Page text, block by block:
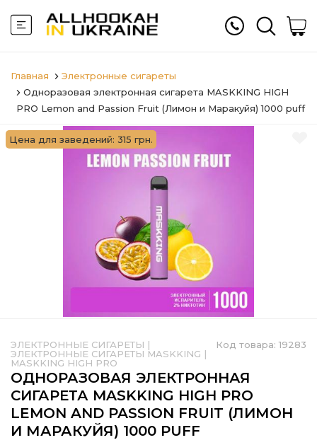
Главная
Электронные сигареты
Одноразовая электронная сигарета MASKKING HIGH
PRO Lemon and Passion Fruit (Лимон и Маракуйя) 1000 puff
Цена для заведений: 315 грн.
Код товара: 19283
ЭЛЕКТРОННЫЕ СИГАРЕТЫ |
ЭЛЕКТРОННЫЕ СИГАРЕТЫ MASKKING |
MASKKING HIGH PRO
ОДНОРАЗОВАЯ ЭЛЕКТРОННАЯ
СИГАРЕТА MASKKING HIGH PRO
LEMON AND PASSION FRUIT (ЛИМОН
И МАРАКУЙЯ) 1000 PUFF